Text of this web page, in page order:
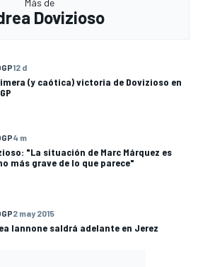
Dovizioso
12 d
(y caótica) victoria de Dovizioso en
4 m
"La situación de Marc Márquez es
más grave de lo que parece"
2 may 2015
Iannone saldrá adelante en Jerez